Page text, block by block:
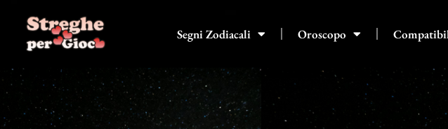
contenuto
Segni Zodiacali Oroscopo